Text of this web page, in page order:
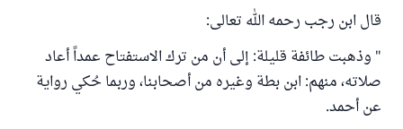
قال ابن رجب رحمه الله تعالى:
" وذهبت طائفة قليلة: إلى أن من ترك الاستفتاح عمداً أعاد
صلاته، منهم: ابن بطة وغيره من أصحابنا، وربما حُكي رواية
عن أحمد.